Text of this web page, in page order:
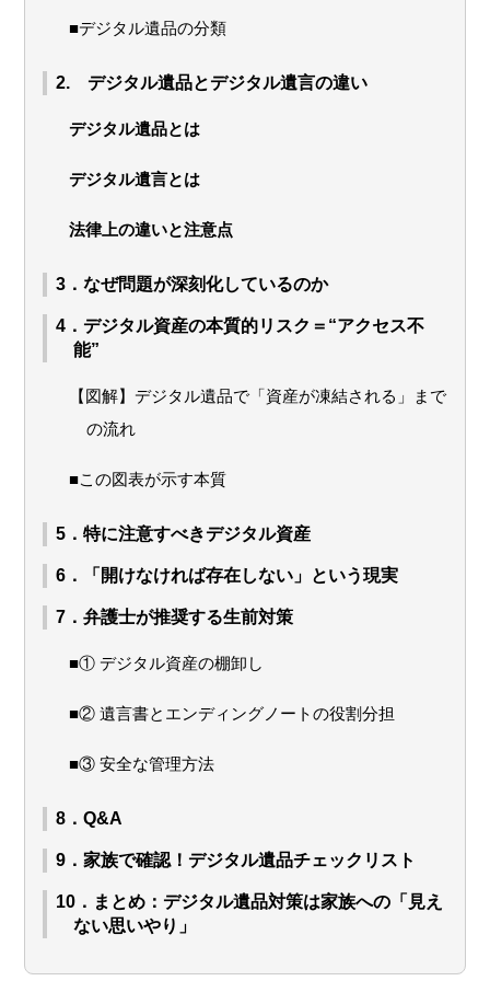
■デジタル遺品の分類
2. デジタル遺品とデジタル遺言の違い
デジタル遺品とは
デジタル遺言とは
法律上の違いと注意点
3．なぜ問題が深刻化しているのか
4．デジタル資産の本質的リスク＝“アクセス不
能”
【図解】デジタル遺品で「資産が凍結される」まで
の流れ
■この図表が示す本質
5．特に注意すべきデジタル資産
6．「開けなければ存在しない」という現実
7．弁護士が推奨する生前対策
■① デジタル資産の棚卸し
■② 遺言書とエンディングノートの役割分担
■③ 安全な管理方法
8．Q&A
9．家族で確認！デジタル遺品チェックリスト
10．まとめ：デジタル遺品対策は家族への「見え
ない思いやり」